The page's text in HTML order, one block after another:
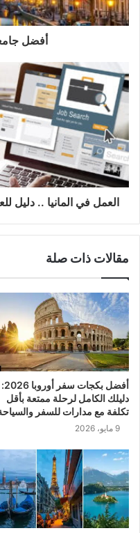
أفضل
العمل في المانيا .. دليل
مقالات ذات صلة
أفضل بكجات سفر أوروبا 2026:
دليلك الكامل لرحلة ممتعة بأقل
تكلفة مع مدارات للسفر
9 مايو، 2026